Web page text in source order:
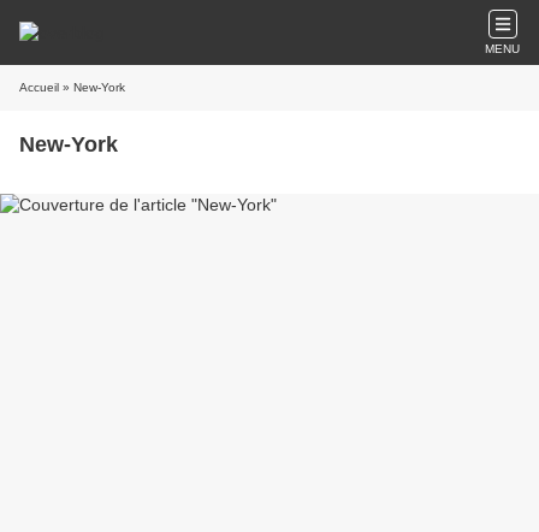
MENU
Accueil » New-York
New-York